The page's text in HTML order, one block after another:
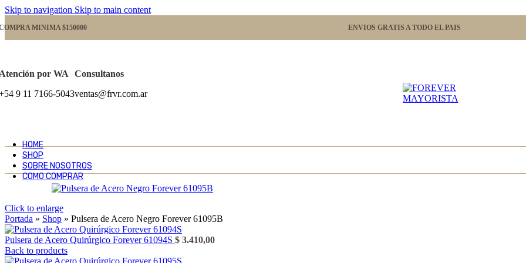
Skip to navigation Skip to main content
MINIMA $150000 ENVIOS GRATIS A TODO EL PAIS
por WA
9 11 7166-5043
Consultanos
ventas@frvr.com.ar
HOME
SHOP
SOBRE NOSOTROS
COMO COMPRAR
Click to enlarge
Portada » Shop » Pulsera de Acero Negro Forever 61095B
Pulsera de Acero Quirúrgico Forever 61094S $ 3.410,00
Back to products